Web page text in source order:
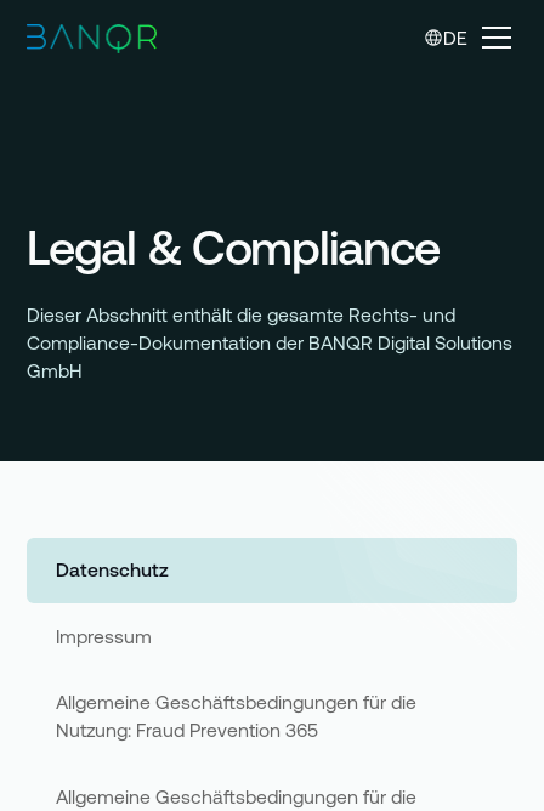
DE
Legal & Compliance
Dieser Abschnitt enthält die gesamte Rechts- und
Compliance-Dokumentation der BANQR Digital Solutions
GmbH
Datenschutz
Impressum
Allgemeine Geschäftsbedingungen für die
Nutzung: Fraud Prevention 365
Allgemeine Geschäftsbedingungen für die